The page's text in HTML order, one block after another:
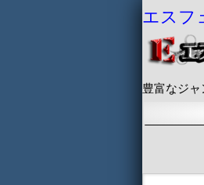
エスフ
豊富なジャ